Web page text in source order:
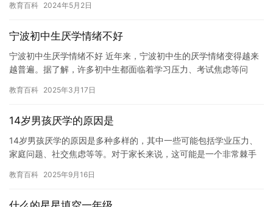
学业…
教育百科 2024年5月2日
宁波初中生厌学情绪不好
宁波初中生厌学情绪不好 近年来，宁波初中生的厌学情绪变得越来
越普遍。据了解，许多初中生都面临着学习压力、考试焦虑等问
其是在…
教育百科 2025年3月17日
14岁男孩厌学的原因是
14岁男孩厌学的原因是多种多样的，其中一些可能包括学业压力、
家庭问题、社交焦虑等等。对于家长来说，这可能是一个非常棘手
绪。…
教育百科 2025年9月16日